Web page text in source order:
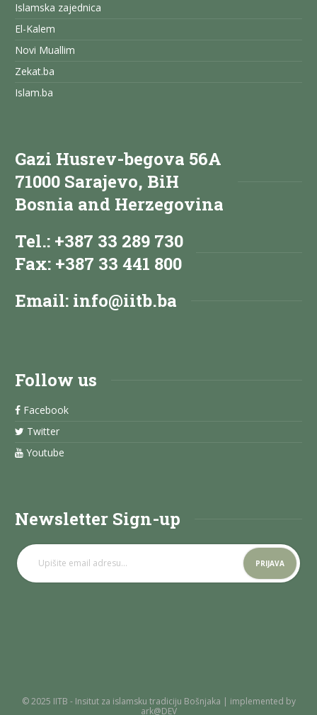
Islamska zajednica
El-Kalem
Novi Muallim
Zekat.ba
Islam.ba
Gazi Husrev-begova 56A
71000 Sarajevo, BiH
Bosnia and Herzegovina
Tel.: +387 33 289 730
Fax: +387 33 441 800
Email: info@iitb.ba
Follow us
Facebook
Twitter
Youtube
Newsletter Sign-up
© 2025 IITB - Insitut za islamsku tradiciju Bošnjaka | implemented by
ark@DEV